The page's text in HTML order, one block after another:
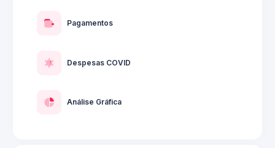
Pagamentos
Despesas COVID
Análise Gráfica